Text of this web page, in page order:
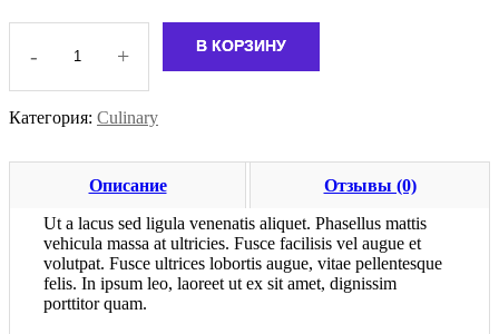
-
Количество
a
Company
+ В КОРЗИНУ
Категория: Culinary
Описание
Отзывы (0)
Ut a lacus sed ligula venenatis aliquet. Phasellus mattis
vehicula massa at ultricies. Fusce facilisis vel augue et
volutpat. Fusce ultrices lobortis augue, vitae pellentesque
felis. In ipsum leo, laoreet ut ex sit amet, dignissim
porttitor quam.